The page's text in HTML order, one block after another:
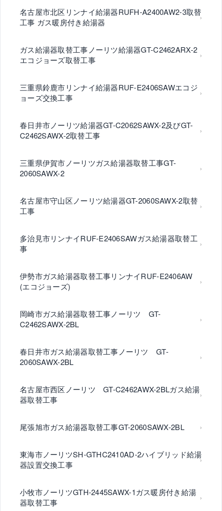
名古屋市北区リンナイ給湯器RUFH-A2400AW2-3取替
工事 ガス暖房付き給湯器
ガス給湯器取替工事ノーリツ給湯器GT-C2462ARX-2
エコジョーズ取替工事
三重県鈴鹿市リンナイ給湯器RUF-E2406SAWエコジ
ョーズ交換工事
春日井市ノーリツ給湯器GT-C2062SAWX-2及びGT-
C2462SAWX-2取替工事
三重県伊賀市ノーリツガス給湯器取替工事GT-
2060SAWX-2
名古屋市守山区ノーリツ給湯器GT-2060SAWX-2取替
工事
多治見市リンナイRUF-E2406SAWガス給湯器取替工
事
伊勢市ガス給湯器取替工事リンナイRUF-E2406AW
(エコジョーズ)
岡崎市ガス給湯器取替工事ノーリツ GT-
C2462SAWX-2BL
春日井市ガス給湯器取替工事ノーリツ GT-
2060SAWX-2BL
名古屋市西区ノーリツ GT-C2462AWX-2BLガス給湯
器取替工事
尾張旭市ガス給湯器取替工事GT-2060SAWX-2BL
東海市ノーリツSH-GTHC2410AD-2ハイブリッド給湯
器設置交換工事
小牧市ノーリツGTH-2445SAWX-1ガス暖房付き給湯
器取替工事